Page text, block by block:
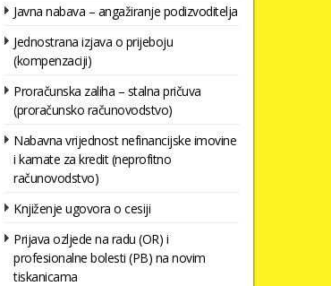
Javna nabava – angažiranje podizvoditelja
Jednostrana izjava o prijeboju
(kompenzaciji)
Proračunska zaliha – stalna pričuva
(proračunsko računovodstvo)
Nabavna vrijednost nefinancijske imovine
i kamate za kredit (neprofitno
računovodstvo)
Knjiženje ugovora o cesiji
Prijava ozljede na radu (OR) i
profesionalne bolesti (PB) na novim
tiskanicama